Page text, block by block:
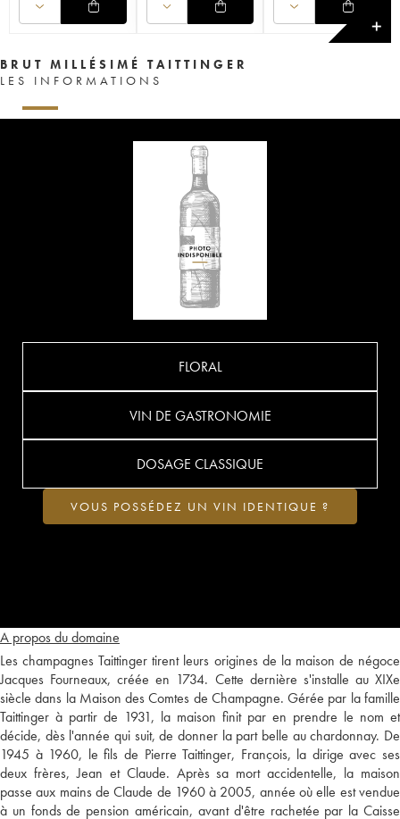
✕
BRUT MILLÉSIMÉ TAITTINGER
LES INFORMATIONS
A propos du domaine
Les champagnes Taittinger tirent leurs origines de la maison de négoce
Jacques Fourneaux, créée en 1734. Cette dernière s'installe au XIXe
siècle dans la Maison des Comtes de Champagne. Gérée par la famille
Taittinger à partir de 1931, la maison finit par en prendre le nom et
décide, dès l'année qui suit, de donner la part belle au chardonnay. De
1945 à 1960, le fils de Pierre Taittinger, François, la dirige avec ses
deux frères, Jean et Claude. Après sa mort accidentelle, la maison
passe aux mains de Claude de 1960 à 2005, année où elle est vendue
à un fonds de pension américain, avant d'être rachetée par la Caisse
FLORAL
VIN DE GASTRONOMIE
DOSAGE CLASSIQUE
VOUS POSSÉDEZ UN VIN IDENTIQUE ?